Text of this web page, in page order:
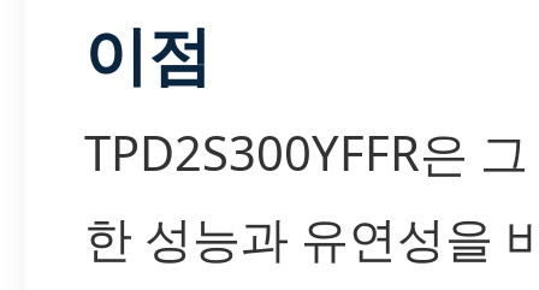
이점
TPD2S300YFFR은
한 성능과 유연성을